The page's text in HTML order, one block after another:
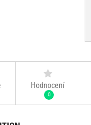
Hodnocení
0